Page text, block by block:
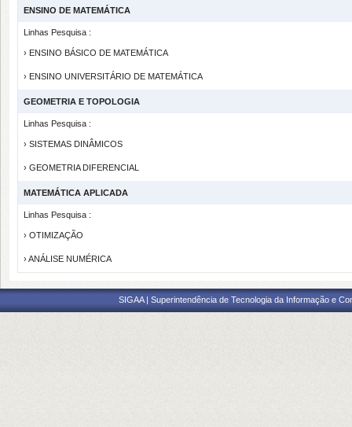
ENSINO DE MATEMÁTICA
Linhas Pesquisa :
› ENSINO BÁSICO DE MATEMÁTICA
› ENSINO UNIVERSITÁRIO DE MATEMÁTICA
GEOMETRIA E TOPOLOGIA
Linhas Pesquisa :
› SISTEMAS DINÂMICOS
› GEOMETRIA DIFERENCIAL
MATEMÁTICA APLICADA
Linhas Pesquisa :
› OTIMIZAÇÃO
› ANÁLISE NUMÉRICA
SIGAA | Superintendência de Tecnologia da Informação e